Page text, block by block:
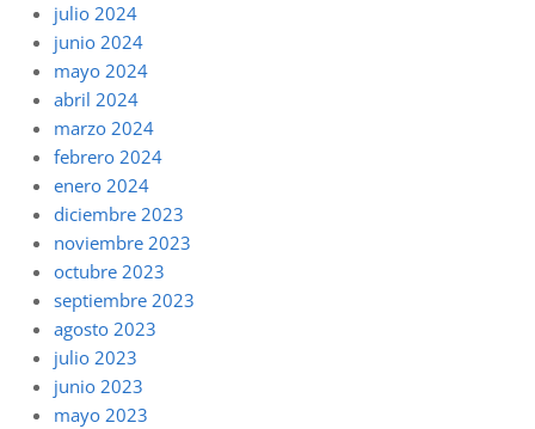
julio 2024
junio 2024
mayo 2024
abril 2024
marzo 2024
febrero 2024
enero 2024
diciembre 2023
noviembre 2023
octubre 2023
septiembre 2023
agosto 2023
julio 2023
junio 2023
mayo 2023